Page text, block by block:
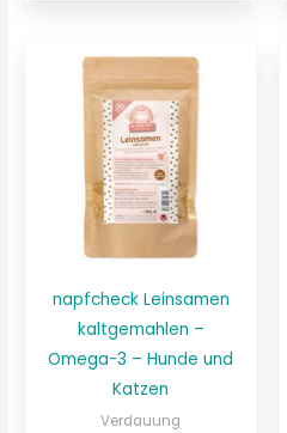
napfcheck Leinsamen
kaltgemahlen –
Omega-3 – Hunde und
Katzen
Verdauung